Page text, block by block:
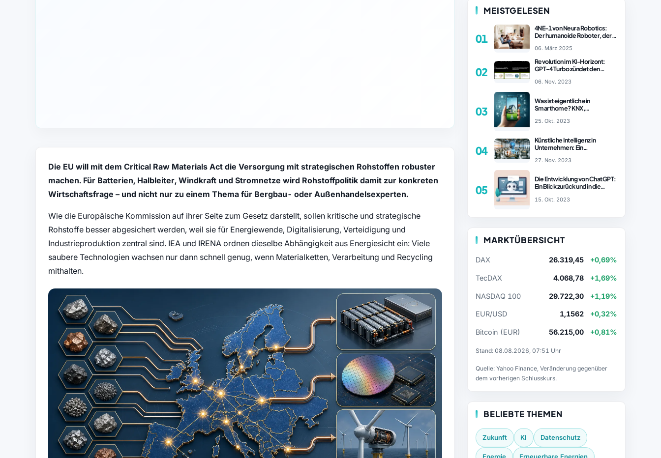
Die EU will mit dem Critical Raw Materials Act die Versorgung mit strategischen Rohstoffen robuster
machen. Für Batterien, Halbleiter, Windkraft und Stromnetze wird Rohstoffpolitik damit zur konkreten
Wirtschaftsfrage – und nicht nur zu einem Thema für Bergbau- oder Außenhandelsexperten.
Wie die Europäische Kommission auf ihrer Seite zum Gesetz darstellt, sollen kritische und strategische
Rohstoffe besser abgesichert werden, weil sie für Energiewende, Digitalisierung, Verteidigung und
Industrieproduktion zentral sind. IEA und IRENA ordnen dieselbe Abhängigkeit aus Energiesicht ein: Viele
saubere Technologien wachsen nur dann schnell genug, wenn Materialketten, Verarbeitung und Recycling
mithalten.
MEISTGELESEN
01
4NE-1 von Neura Robotics:
Der humanoide Roboter, der
revolutionieren könnte
06. März 2025
02
Revolution im KI-Horizont:
GPT-4 Turbo zündet den
– ChatGPT Revolution!
06. Nov. 2023
03
Was ist eigentlich ein
Smarthome? KNX,
Vergleich
25. Okt. 2023
04
Künstliche Intelligenz in
Unternehmen: Ein
27. Nov. 2023
05
Die Entwicklung von ChatGPT:
Ein Blick zurück und in die
15. Okt. 2023
MARKTÜBERSICHT
DAX 26.319,45 +0,69%
TecDAX 4.068,78 +1,69%
NASDAQ 100 29.722,30 +1,19%
EUR/USD 1,1562 +0,32%
Bitcoin (EUR) 56.215,00 +0,81%
Stand: 08.08.2026, 07:51 Uhr
Quelle: Yahoo Finance, Veränderung gegenüber
dem vorherigen Schlusskurs.
BELIEBTE THEMEN
Zukunft KI Datenschutz
Energie Erneuerbare Energien